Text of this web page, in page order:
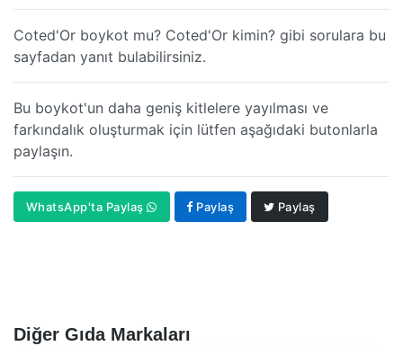
Coted'Or boykot mu? Coted'Or kimin? gibi sorulara bu
sayfadan yanıt bulabilirsiniz.
Bu boykot'un daha geniş kitlelere yayılması ve
farkındalık oluşturmak için lütfen aşağıdaki butonlarla
paylaşın.
WhatsApp'ta Paylaş Paylaş Paylaş
Diğer Gıda Markaları